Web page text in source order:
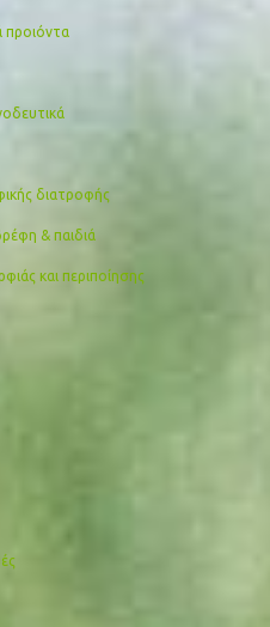
προιόντα
διατροφής
& παιδιά
και περιποίησης